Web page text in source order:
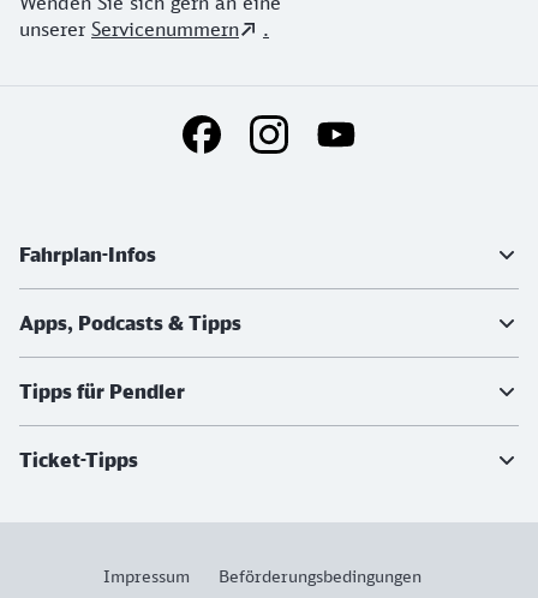
unserer Servicenummern .
Social Media Links
Fahrplan-Infos
Apps, Podcasts & Tipps
Tipps für Pendler
Ticket-Tipps
Impressum
Beförderungsbedingungen